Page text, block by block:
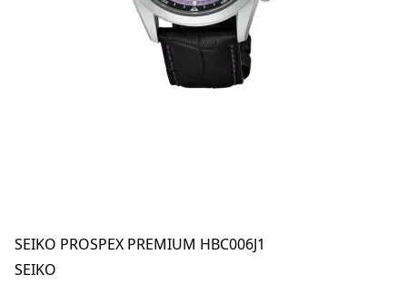
SEIKO PROSPEX PREMIUM HBC006J1
SEIKO